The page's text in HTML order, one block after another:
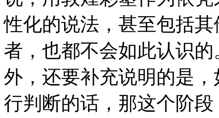
性化的说法，甚至包括
者，也都不会如此认识
外，还要补充说明的是
行判断的话，那这个阶